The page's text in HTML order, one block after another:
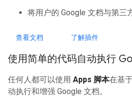
将用户的 Google 文档与第三
查看文档 了解插件
使用简单的代码自动执行
任何人都可以使用 Apps 脚本在基
动执行和增强 Google 文档。